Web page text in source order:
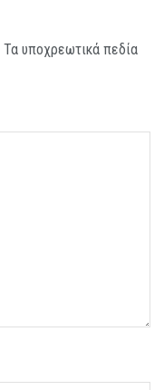
Τα υποχρεωτικά πεδία